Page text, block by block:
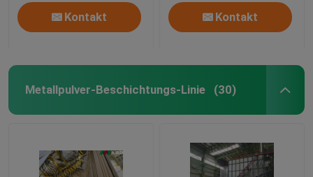
Kontakt Kontakt
Metallpulver-Beschichtungs-Linie (30)